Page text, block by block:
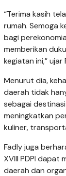
“Terima kasih
rumah. Semoga
bagi
memberikan
kegiatan ini,”
Menurut dia,
daerah tidak
sebagai
meningkatkan
kuliner,
Fadly juga
XVIII PDPI
daerah dan